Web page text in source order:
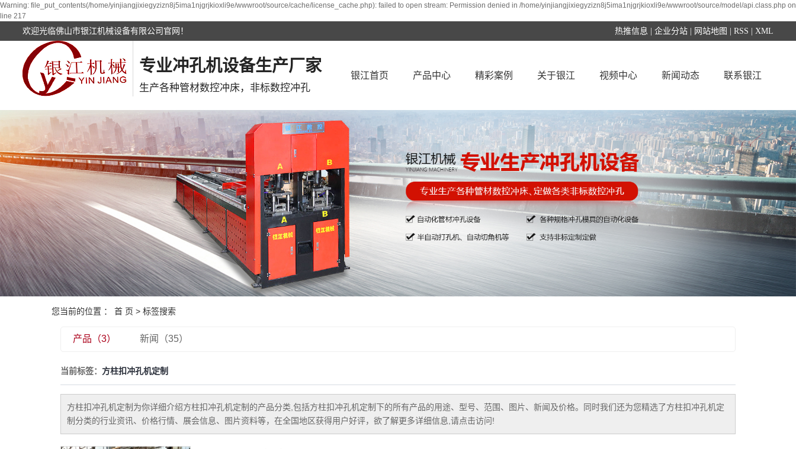
Warning: file_put_contents(/home/yinjiangjixiegyzizn8j5ima1njgrjkioxli9e/wwwroot/source/cache/license_cache.php): failed to open stream: Permission denied in /home/yinjiangjixiegyzizn8j5ima1njgrjkioxli9e/wwwroot/source/model/api.class.php on
line 217
欢迎光临佛山市银江机械设备有限公司官网！ 热推信息 企业分站 网站地图 RSS XML
专业冲孔机设备生产厂家
生产各种管材数控冲床，非标数控冲孔
银江首页 产品中心 精彩案例 关于银江 视频中心 新闻动态 联系银江
您当前的位置 ： 首 页 > 标签搜索
产品（3） 新闻（35）
当前标签： 方柱扣冲孔机定制
方柱扣冲孔机定制 为你详细介绍方柱扣冲孔机定制 的产品分类,包括方柱扣冲孔机定制下的所有产品的用途、型号、范围、图片、新闻及价格。同时我们还为您精选了方柱扣冲孔机定
制 分类的行业资讯、价格行情、展会信息、图片资料等，在全国地区获得用户好评，欲了解更多详细信息,请点击访问!